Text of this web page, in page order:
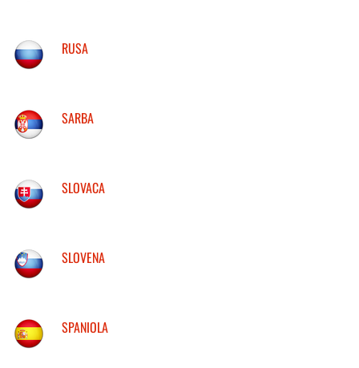
RUSA
SARBA
SLOVACA
SLOVENA
SPANIOLA